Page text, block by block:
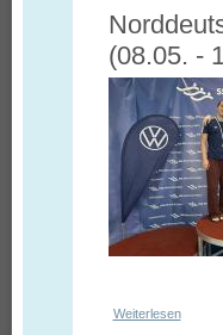
(08.05. -
Weiterlesenüber